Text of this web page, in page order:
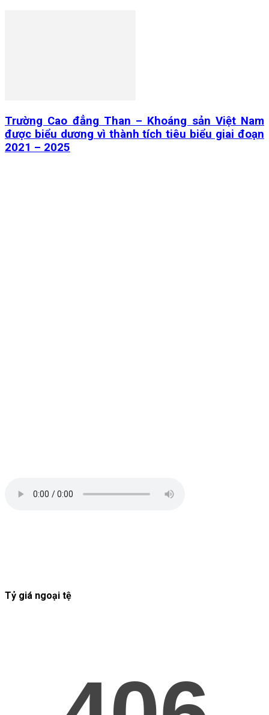
Trường Cao đẳng Than – Khoáng sản Việt Nam
được biểu dương vì thành tích tiêu biểu giai đoạn
2021 – 2025
Tỷ giá ngoại tệ